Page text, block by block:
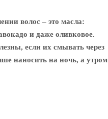
волос – это масла:
и даже оливковое.
если их смывать через
наносить на ночь, а утром